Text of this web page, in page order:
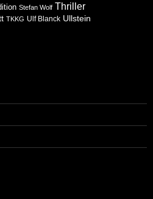
Stefan Wolf Thriller
TKKG Ulf Blanck Ullstein